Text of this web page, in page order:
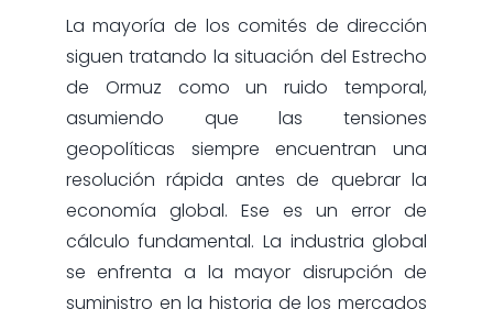
La mayoría de los comités de dirección
siguen tratando la situación del Estrecho
de Ormuz como un ruido temporal,
asumiendo que las tensiones
geopolíticas siempre encuentran una
resolución rápida antes de quebrar la
economía global. Ese es un error de
cálculo fundamental. La industria global
se enfrenta a la mayor disrupción de
suministro en la historia de los mercados